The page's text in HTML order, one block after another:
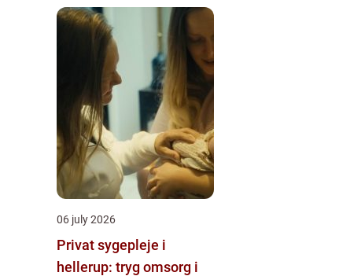
06 july 2026
Privat sygepleje i
hellerup: tryg omsorg i